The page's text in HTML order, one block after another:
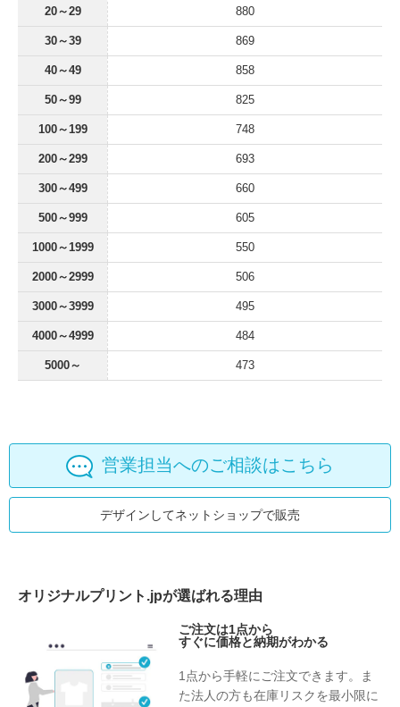
20～29 880
30～39 869
40～49 858
50～99 825
100～199 748
200～299 693
300～499 660
500～999 605
1000～1999 550
2000～2999 506
3000～3999 495
4000～4999 484
5000～ 473
営業担当へのご相談はこちら
デザインしてネットショップで販売
オリジナルプリント.jpが選ばれる理由
ご注文は1点から
すぐに価格と納期がわかる
1点から手軽にご注文できます。ま
た法人の方も在庫リスクを最小限に